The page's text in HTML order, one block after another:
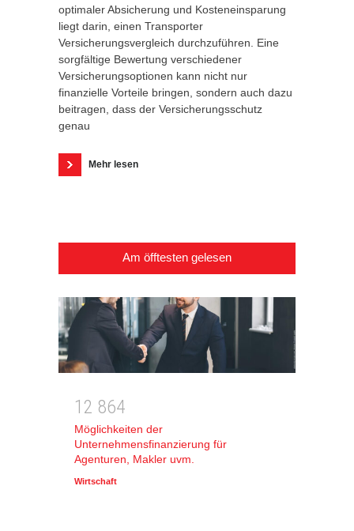
optimaler Absicherung und Kosteneinsparung
liegt darin, einen Transporter
Versicherungsvergleich durchzuführen. Eine
sorgfältige Bewertung verschiedener
Versicherungsoptionen kann nicht nur
finanzielle Vorteile bringen, sondern auch dazu
beitragen, dass der Versicherungsschutz
genau
Mehr lesen
Am öfftesten gelesen
1 2 864
Möglichkeiten der
Unternehmensfinanzierung für
Agenturen, Makler uvm.
Wirtschaft